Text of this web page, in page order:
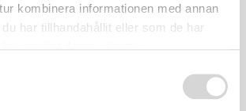
kombinera informationen med annan
har tillhandahållit eller som de har